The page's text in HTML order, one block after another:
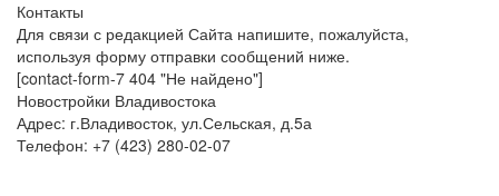
Контакты
Для связи с редакцией Сайта напишите, пожалуйста,
используя форму отправки сообщений ниже.
[contact-form-7 404 "Не найдено"]
Новостройки Владивостока
Адрес: г.Владивосток, ул.Сельская, д.5а
Телефон: +7 (423) 280-02-07